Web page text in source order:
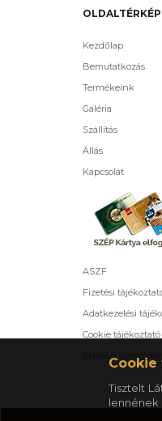
OLDALTÉRKÉP
Kezdőlap
Bemutatkozás
Termékeink
Galéria
Szállítás
Állás
Kapcsolat
ASZF
Fizetési
Adatkezelési
Cookie tájékoztató
Elállás a
Tisztelt
lennének